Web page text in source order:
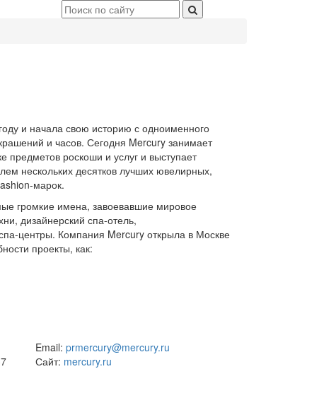
и начала свою историю с одноименного
и часов. Сегодня Mercury занимает
роскоши и услуг и выступает
нескольких десятков лучших ювелирных,
марок.
громкие имена, завоевавшие мировое
дизайнерский спа-отель,
центры. Компания Mercury открыла в Москве
проекты, как:
Email: prmercury@mercury.ru
Сайт: mercury.ru